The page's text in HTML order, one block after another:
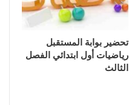
تحضير بوابة المستقبل
رياضيات أول ابتدائي الفصل
الثالث